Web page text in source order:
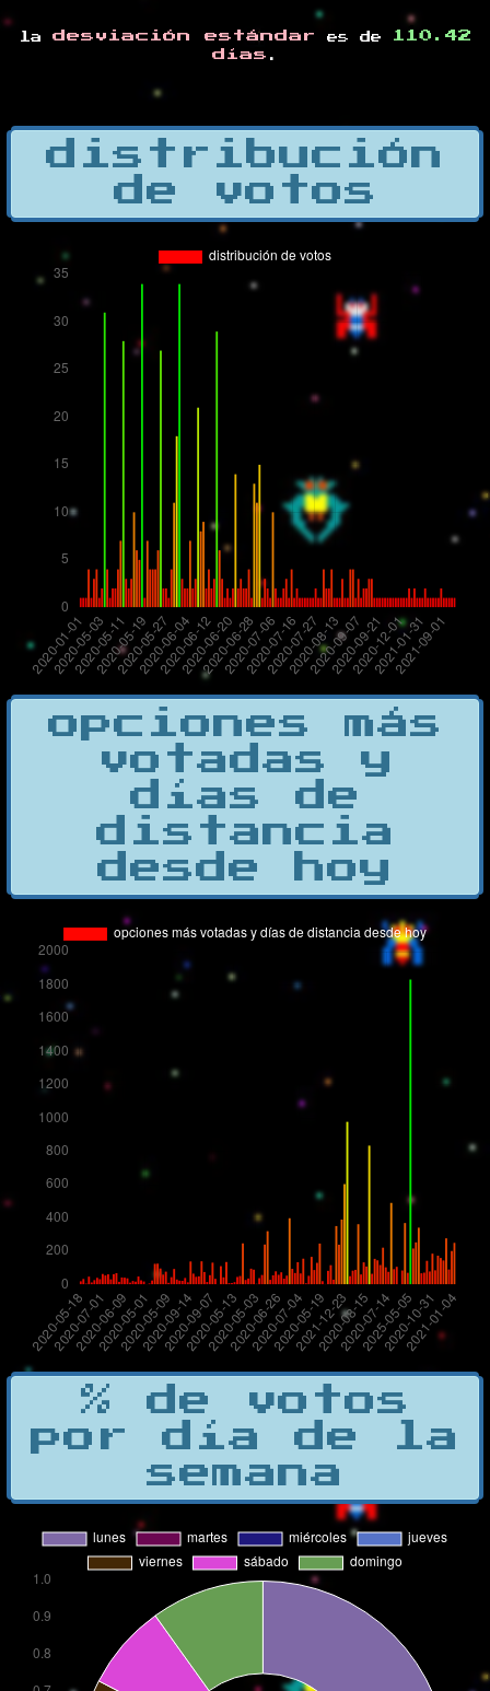
la desviación estándar es de
110.42
días .
distribución
de votos
opciones más
votadas y
días de
distancia
desde hoy
% de votos
por día de la
semana